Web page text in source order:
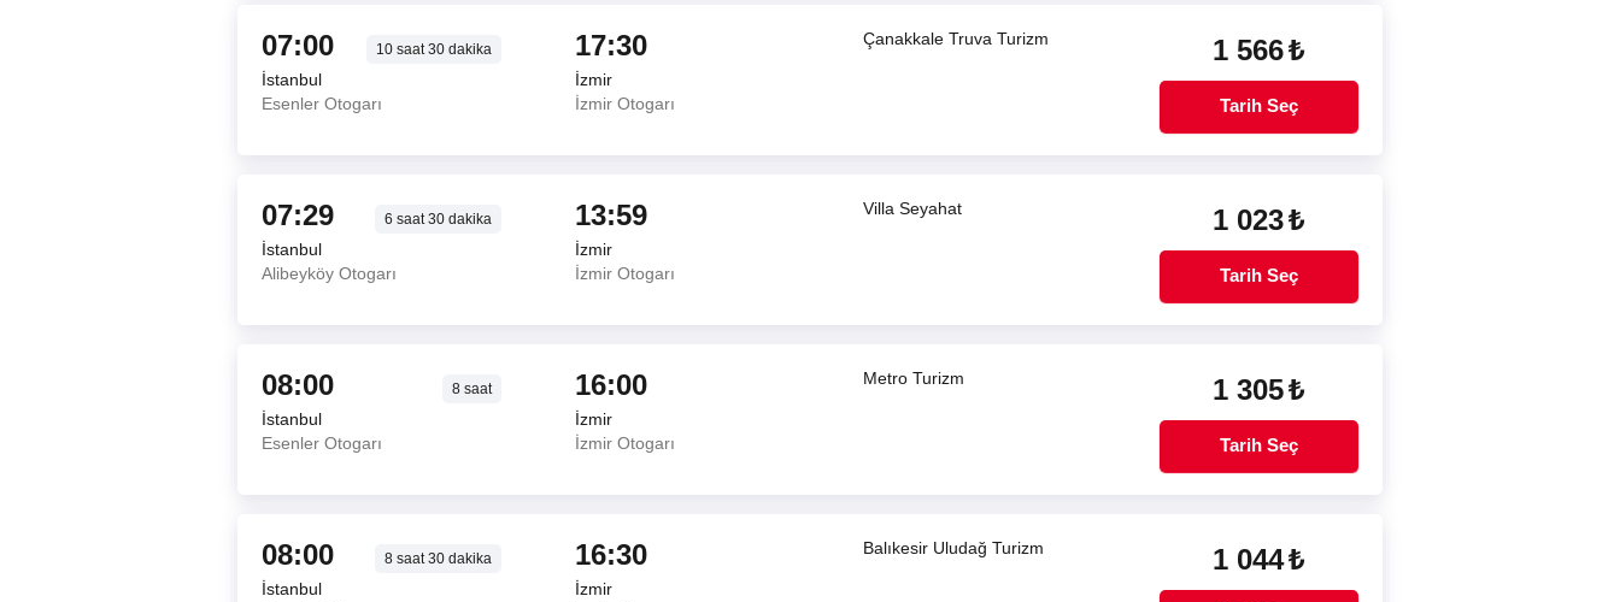
07:00 10 saat30 dakika
İstanbul
Esenler Otogarı
17:30
İzmir
İzmir Otogarı
Çanakkale Truva Turizm 1 566₺
Tarih Seç
07:29 6 saat30 dakika
İstanbul
Alibeyköy Otogarı
13:59
İzmir
İzmir Otogarı
Villa Seyahat 1 023₺
Tarih Seç
08:00 8 saat
İstanbul
Esenler Otogarı
16:00
İzmir
İzmir Otogarı
Metro Turizm 1 305₺
Tarih Seç
08:00 8 saat30 dakika
İstanbul
16:30
İzmir
Balıkesir Uludağ Turizm 1 044₺